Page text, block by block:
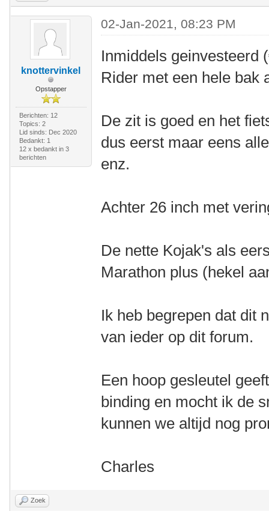
knottervinkel
Opstapper
Berichten: 12
Topics: 2
Lid sinds: Dec 2020
Bedankt: 1
12 x bedankt in 3
berichten
02-Jan-2021, 08:23 PM
Inmiddels geinvesteerd
Rider met een hele bak
De zit is goed en het
dus eerst maar eens
enz.
Achter 26 inch met
De nette Kojak's als
Marathon plus (hekel
Ik heb begrepen dat dit
van ieder op dit forum.
Een hoop gesleutel
binding en mocht ik de
kunnen we altijd nog
Charles
Zoek